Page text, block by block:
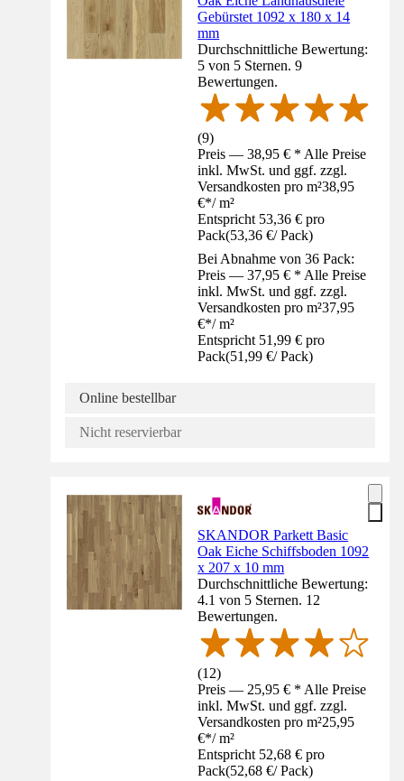
Gebürstet 1092 x 180 x 14
mm
Durchschnittliche Bewertung:
5 von 5 Sternen. 9
Bewertungen.
(9)
Preis — 38,95 € * Alle Preise
inkl. MwSt. und ggf. zzgl.
Versandkosten pro m²38,95
€*/ m²
Entspricht 53,36 € pro
Pack(53,36 €/ Pack)
Bei Abnahme von 36 Pack:
Preis — 37,95 € * Alle Preise
inkl. MwSt. und ggf. zzgl.
Versandkosten pro m²37,95
€*/ m²
Entspricht 51,99 € pro
Pack(51,99 €/ Pack)
Online bestellbar
Nicht reservierbar
SKANDOR Parkett Basic
Oak Eiche Schiffsboden 1092
x 207 x 10 mm
Durchschnittliche Bewertung:
4.1 von 5 Sternen. 12
Bewertungen.
(12)
Preis — 25,95 € * Alle Preise
inkl. MwSt. und ggf. zzgl.
Versandkosten pro m²25,95
€*/ m²
Entspricht 52,68 € pro
Pack(52,68 €/ Pack)